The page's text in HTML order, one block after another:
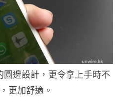
邊設計，更令拿上手時不
更加舒適。